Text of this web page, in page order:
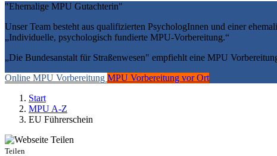
"Ehemalige MPU Gutachterin"
Unser Team besteht aus qualifizierten PsychologInnen und einer
„Individuelle, psychologisch fundierte MPU-Vorbereitung.“
„Die Bundesanstalt für Straßenwesen" empfiehlt eine MPU
Online MPU Vorbereitung MPU Vorbereitung vor Ort
Start
MPU A-Z
EU Führerschein
Teilen